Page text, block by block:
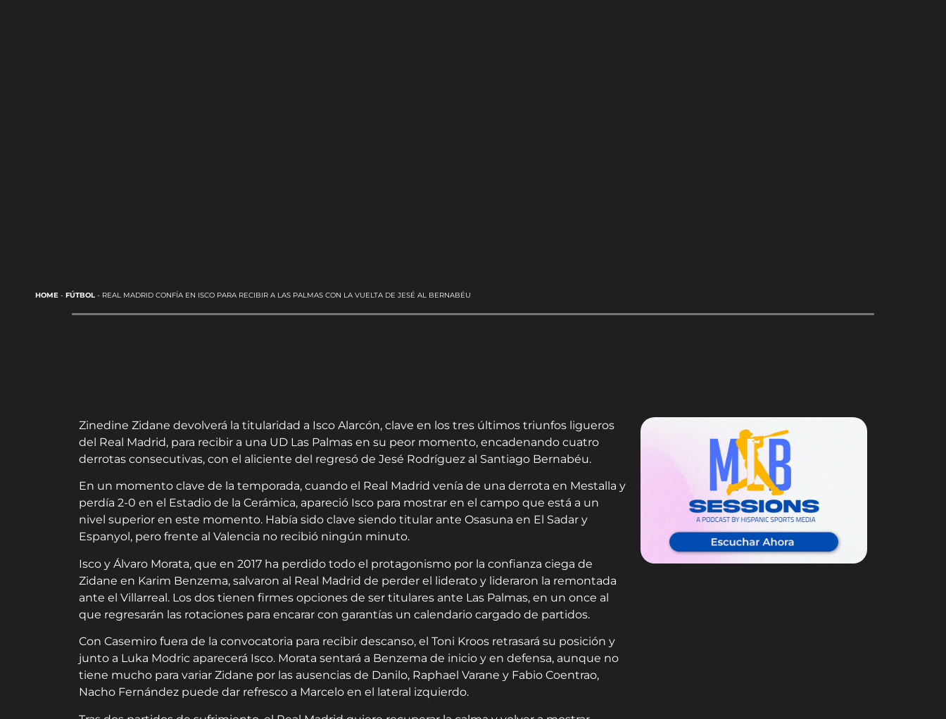
HOME- FÚTBOL- REAL MADRID CONFÍA EN ISCO PARA RECIBIR A LAS PALMAS CON LA VUELTA DE JESÉ AL BERNABÉU
Zinedine Zidane devolverá la titularidad a Isco Alarcón, clave en los tres últimos triunfos ligueros
del Real Madrid, para recibir a una UD Las Palmas en su peor momento, encadenando cuatro
derrotas consecutivas, con el aliciente del regresó de Jesé Rodríguez al Santiago Bernabéu.
En un momento clave de la temporada, cuando el Real Madrid venía de una derrota en Mestalla y
perdía 2-0 en el Estadio de la Cerámica, apareció Isco para mostrar en el campo que está a un
nivel superior en este momento. Había sido clave siendo titular ante Osasuna en El Sadar y
Espanyol, pero frente al Valencia no recibió ningún minuto.
Isco y Álvaro Morata, que en 2017 ha perdido todo el protagonismo por la confianza ciega de
Zidane en Karim Benzema, salvaron al Real Madrid de perder el liderato y lideraron la remontada
ante el Villarreal. Los dos tienen firmes opciones de ser titulares ante Las Palmas, en un once al
que regresarán las rotaciones para encarar con garantías un calendario cargado de partidos.
Con Casemiro fuera de la convocatoria para recibir descanso, el Toni Kroos retrasará su posición y
junto a Luka Modric aparecerá Isco. Morata sentará a Benzema de inicio y en defensa, aunque no
tiene mucho para variar Zidane por las ausencias de Danilo, Raphael Varane y Fabio Coentrao,
Nacho Fernández puede dar refresco a Marcelo en el lateral izquierdo.